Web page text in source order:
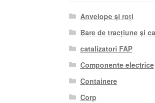
Anvelope și roți
Bare de tracțiune și
catalizatori FAP
Componente electrice
Containere
Corp